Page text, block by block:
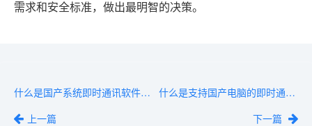
需求和安全标准，做出最明智的决策。
什么是国产系统即时通讯软件？一文帮你理清概念与价值
上一篇
什么是支持国产电脑的即时通讯？一文搞懂核心功能与适用场景
下一篇